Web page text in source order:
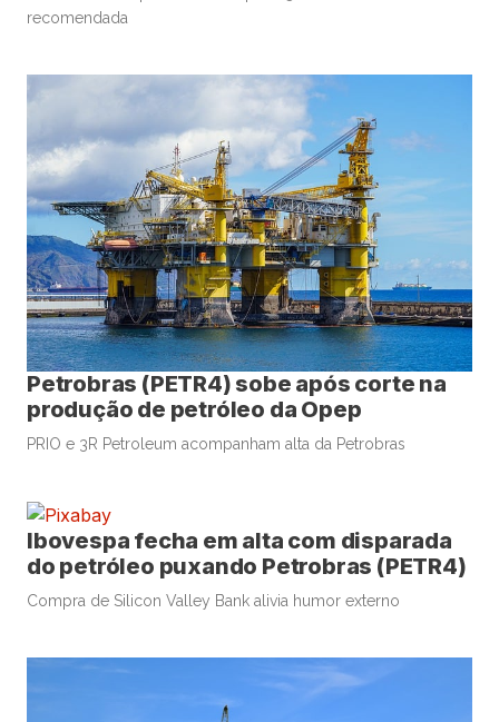
recomendada
Petrobras (PETR4) sobe após corte na
produção de petróleo da Opep
PRIO e 3R Petroleum acompanham alta da Petrobras
Ibovespa fecha em alta com disparada
do petróleo puxando Petrobras (PETR4)
Compra de Silicon Valley Bank alivia humor externo